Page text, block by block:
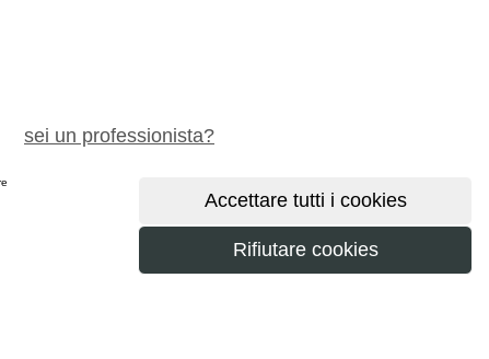
sei un professionista?